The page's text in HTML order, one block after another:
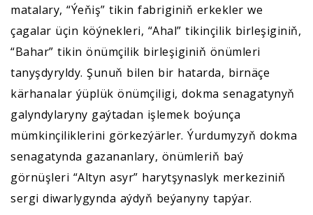
matalary, “Ýeňiş” tikin fabriginiň erkekler we
çagalar üçin köýnekleri, “Ahal” tikinçilik birleşiginiň,
“Bahar” tikin önümçilik birleşiginiň önümleri
tanyşdyryldy. Şunuň bilen bir hatarda, birnäçe
kärhanalar ýüplük önümçiligi, dokma senagatynyň
galyndylaryny gaýtadan işlemek boýunça
mümkinçiliklerini görkezýärler. Ýurdumyzyň dokma
senagatynda gazananlary, önümleriň baý
görnüşleri “Altyn asyr” harytşynaslyk merkeziniň
sergi diwarlygynda aýdyň beýanyny tapýar.